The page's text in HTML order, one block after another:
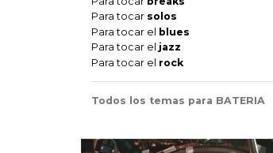
Para tocar solos
Para tocar el
blues
Para tocar el jazz
Para tocar el rock
Todos los temas para BATERIA